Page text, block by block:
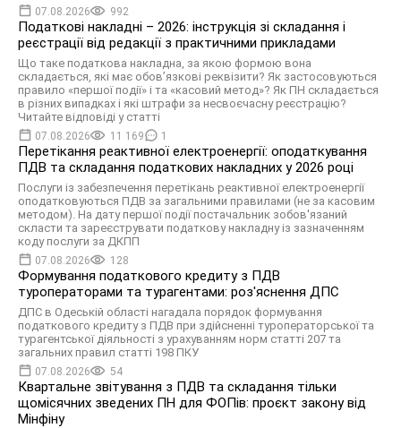
07.08.2026 992
Податкові накладні – 2026: інструкція зі складання і
реєстрації від редакції з практичними прикладами
Що таке податкова накладна, за якою формою вона
складається, які має обов’язкові реквізити? Як застосовуються
правило «першої події» і та «касовий метод»? Як ПН складається
в різних випадках і які штрафи за несвоєчасну реєстрацію?
Читайте відповіді у статті
07.08.2026 11 169 1
Перетікання реактивної електроенергії: оподаткування
ПДВ та складання податкових накладних у 2026 році
Послуги із забезпечення перетікань реактивної електроенергії
оподатковуються ПДВ за загальними правилами (не за касовим
методом). На дату першої події постачальник зобов'язаний
скласти та зареєструвати податкову накладну із зазначенням
коду послуги за ДКПП
07.08.2026 128
Формування податкового кредиту з ПДВ
туроператорами та турагентами: роз'яснення ДПС
ДПС в Одеській області нагадала порядок формування
податкового кредиту з ПДВ при здійсненні туроператорської та
турагентської діяльності з урахуванням норм статті 207 та
загальних правил статті 198 ПКУ
07.08.2026 54
Квартальне звітування з ПДВ та складання тільки
щомісячних зведених ПН для ФОПів: проєкт закону від
Мінфіну